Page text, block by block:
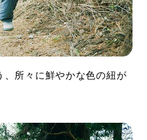
所々に鮮やかな色の紐が